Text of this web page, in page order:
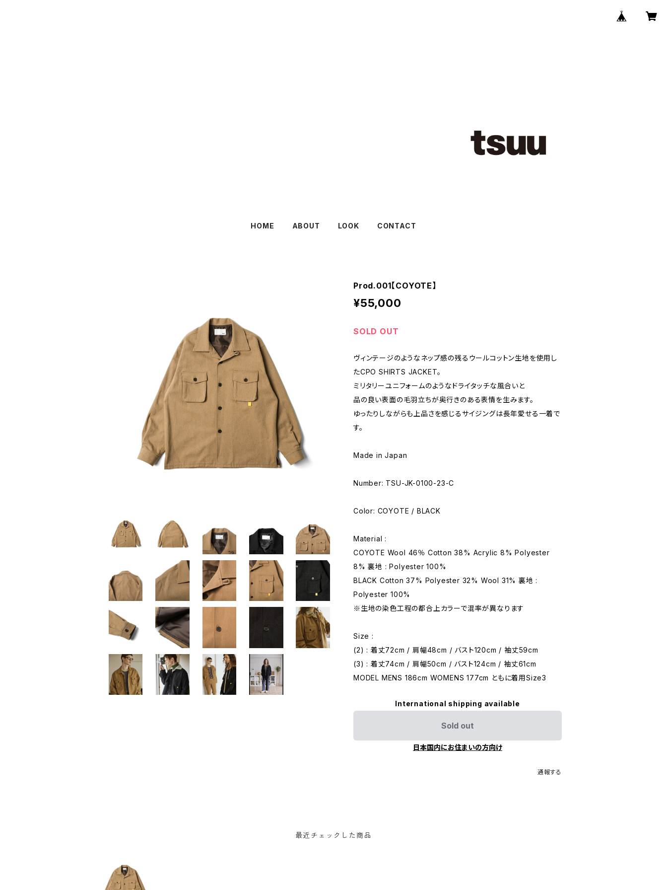
HOME ABOUT LOOK CONTACT
Prod.001【COYOTE】
¥55,000
SOLD OUT
ヴィンテージのようなネップ感の残るウールコットン生地を使用し
たCPO SHIRTS JACKET。
ミリタリーユニフォームのようなドライタッチな風合いと
品の良い表面の毛羽立ちが奥行きのある表情を生みます。
ゆったりしながらも上品さを感じるサイジングは長年愛せる一着で
す。
Made in Japan
Number: TSU-JK-0100-23-C
Color: COYOTE / BLACK
Material :
COYOTE Wool 46％ Cotton 38% Acrylic 8% Polyester
8% 裏地 : Polyester 100%
BLACK Cotton 37% Polyester 32% Wool 31% 裏地 :
Polyester 100%
※生地の染色工程の都合上カラーで混率が異なります
Size :
(2) : 着丈72cm / 肩幅48cm / バスト120cm / 袖丈59cm
(3) : 着丈74cm / 肩幅50cm / バスト124cm / 袖丈61cm
MODEL MENS 186cm WOMENS 177cm ともに着用Size3
International shipping available
Sold out
日本国内にお住まいの方向け
通報する
最近チェックした商品